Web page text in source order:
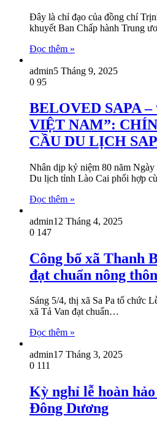
Đây là chỉ đạo của đồng chí
khuyết Ban Chấp hành Trung
Đọc thêm »
admin5 Tháng 9, 2025
0 95
BELOVED SAPA
VIỆT NAM”:
CẦU DU LỊCH
Nhân dịp kỷ niệm 80 năm
Du lịch tỉnh Lào Cai phối hợp
Đọc thêm »
admin12 Tháng 4, 2025
0 147
Công bố xã Thanh
đạt chuẩn nông
Sáng 5/4, thị xã Sa Pa tổ chức
xã Tả Van đạt chuẩn…
Đọc thêm »
admin17 Tháng 3, 2025
0 111
Kỳ nghỉ lễ hoàn
Đông Dương